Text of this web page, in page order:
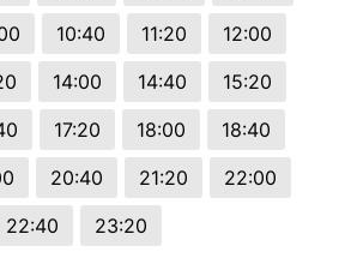
10:40 11:20
12:00
14:00 14:40
15:20
17:20 18:00
18:40
20:40 21:20
22:00
22:40
23:20